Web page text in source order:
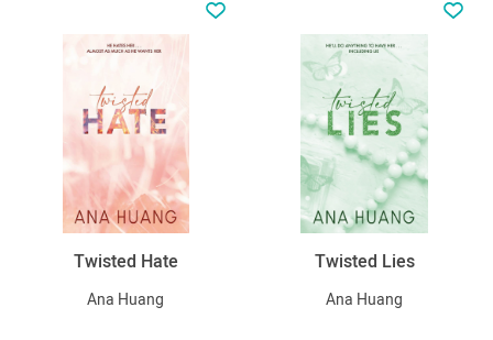
Twisted Hate
Ana Huang
Twisted Lies
Ana Huang